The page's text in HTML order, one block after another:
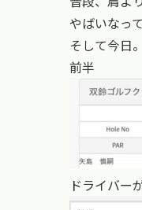
やばいなっ
そして今日。
前半
ドライバー